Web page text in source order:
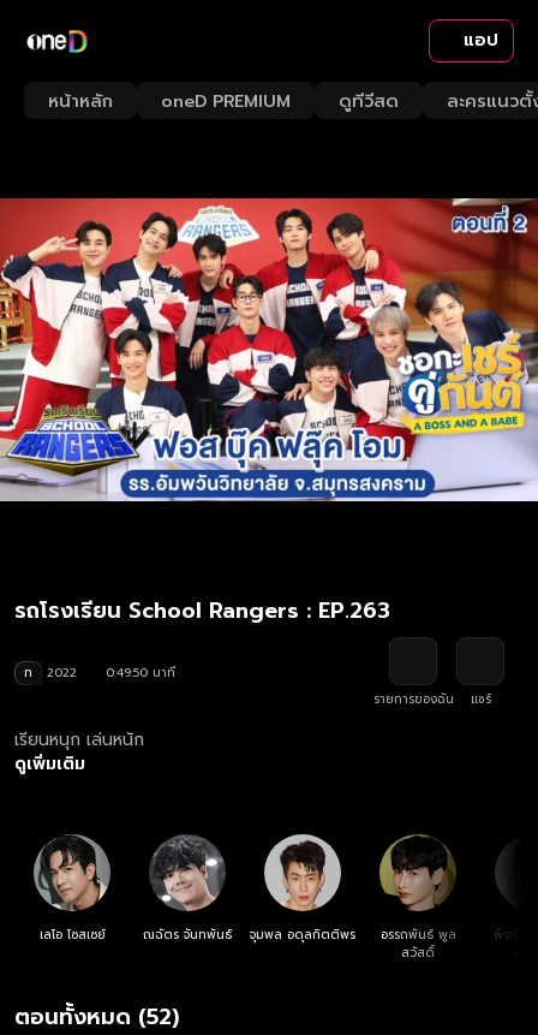
แอป
หน้าหลัก oneD PREMIUM ดูทีวีสด ละครแนวตั้
รถโรงเรียน School Rangers : EP.263
ท 2022
0:49:50 นาที
รายการของฉัน
แชร์
เรียนหนุก เล่นหนัก
ดูเพิ่มเติม
เลโอ โซสเซย์ ณฉัตร จันทพันธ์ จุมพล อดุลกิตติพร
อรรถพันธ์ พูล
สวัสดิ์
พิรพัฒ
ตอนทั้งหมด (52)